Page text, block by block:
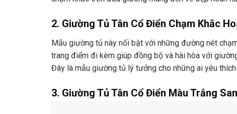
2. Giường Tủ Tân Cổ Điển Chạm Khắc
Mẫu giường tủ này nổi bật với những đường nét
trang điểm đi kèm giúp đồng bộ và hài hòa với
Đây là mẫu giường tủ lý tưởng cho những ai yêu
3. Giường Tủ Tân Cổ Điển Màu Trắng